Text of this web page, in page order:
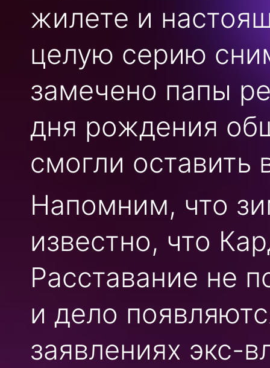
жилете и
целую серию
замечено папы
дня рождения
смогли оставить
Напомним, что
известно, что
Расставание не
и дело
заявлениях экс-